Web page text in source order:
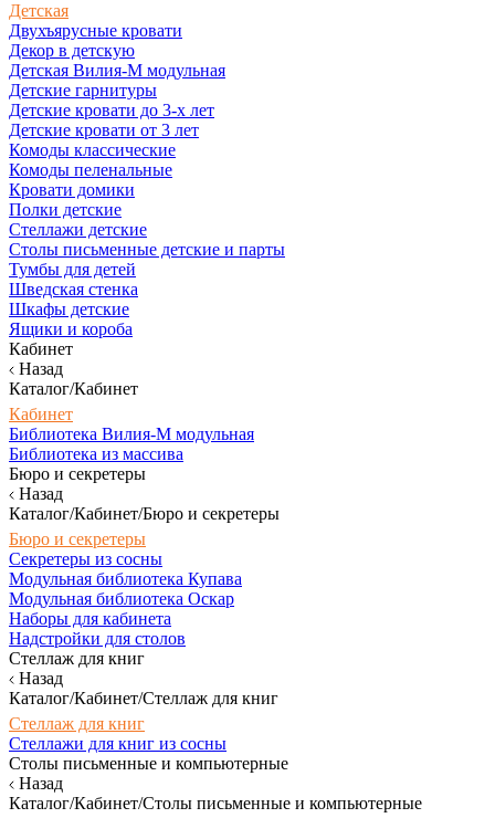
Детская
Двухъярусные кровати
Декор в детскую
Детская Вилия-М модульная
Детские гарнитуры
Детские кровати до 3-х лет
Детские кровати от 3 лет
Комоды классические
Комоды пеленальные
Кровати домики
Полки детские
Стеллажи детские
Столы письменные детские и парты
Тумбы для детей
Шведская стенка
Шкафы детские
Ящики и короба
Кабинет
Назад
Каталог/Кабинет
Кабинет
Библиотека Вилия-М модульная
Библиотека из массива
Бюро и секретеры
Назад
Каталог/Кабинет/Бюро и секретеры
Бюро и секретеры
Секретеры из сосны
Модульная библиотека Купава
Модульная библиотека Оскар
Наборы для кабинета
Надстройки для столов
Стеллаж для книг
Назад
Каталог/Кабинет/Стеллаж для книг
Стеллаж для книг
Стеллажи для книг из сосны
Столы письменные и компьютерные
Назад
Каталог/Кабинет/Столы письменные и компьютерные